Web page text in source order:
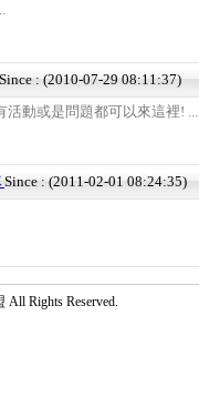
Since : (2010-07-29 08:11:37)
動或是問題都可以來這裡! ...
Since : (2011-02-01 08:24:35)
Rights Reserved.